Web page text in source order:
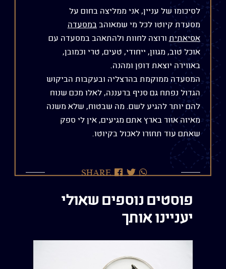
לסיכומו של עניין, אני ממליצה בחום על
מסעדת קיוטו לכל מי שמאוהבבמסעדה
אסיאתית ורוצה לחוות ולהתאהב במסעדה עם
אוכל טוב, מגוון, ייחודי, טעים, טרי וכמובן,
באווירה יוצאת דופן ומהנה.
המסעדה ממוקמת בהרצליה ובעקבות הביקוש
הגדול נפתח גם סניף ברעננה, לאלו מכם שנוח
להם יותר להגיע לשם. מה שבטוח, שלא משנה
מאיזה אזור בארץ אתם מגיעים, אין לי ספק
שאתם עוד תחזרו לאכול בקיוטו.
SHARE
שתףשתףשתף
פוסטים נוספים שאולי
יעניינו אותך